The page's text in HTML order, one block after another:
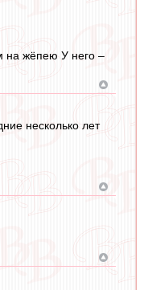
на жёпею У него –
несколько лет